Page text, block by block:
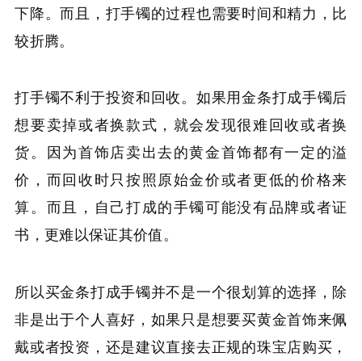
下降。而且，打手镯的过程也需要时间和精力，比
较折腾。
打手镯不利于投资和回收。如果用金条打成手镯后
想要卖掉或者换款式，就会发现很难回收或者换
货。因为首饰店卖出去的黄金首饰都有一定的溢
价，而回收时只按照原始金价或者更低的价格来
算。而且，自己打成的手镯可能没有品牌或者证
书，更难以保证其价值。
所以买金条打成手镯并不是一个很划算的选择，除
非是出于个人喜好，如果只是想要买黄金首饰来佩
戴或者投资，还是建议直接去正规的珠宝店购买，